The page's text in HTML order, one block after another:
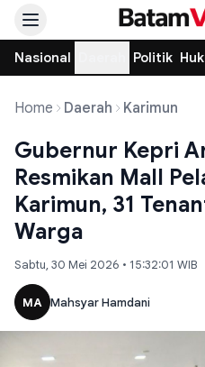
Nasional Politik
Home Daerah Karimun
Gubernur Kepri
Resmikan Mall
Karimun, 31
Warga
Sabtu, 30 Mei 2026 • 15:32:01 WIB
MA Mahsyar Hamdani